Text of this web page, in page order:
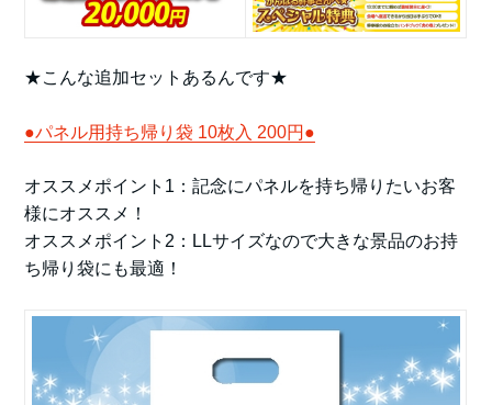
★こんな追加セットあるんです★
●パネル用持ち帰り袋 10枚入 200円●
オススメポイント1：記念にパネルを持ち帰りたいお客
様にオススメ！
オススメポイント2：LLサイズなので大きな景品のお持
ち帰り袋にも最適！